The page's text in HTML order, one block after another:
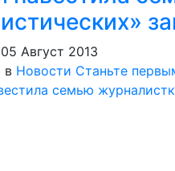
Август 2013
в Новости Станьте